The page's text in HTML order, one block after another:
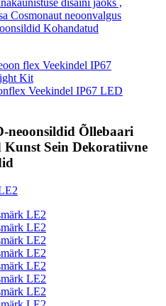
Kohandatud
Veekindel IP67 LED
neoonsildid Õllebaari
Sein Dekoratiivne